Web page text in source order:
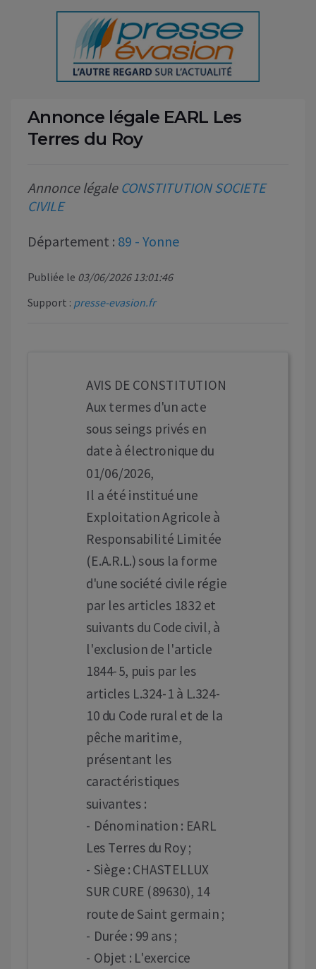
Annonce légale EARL Les
Terres du Roy
Annonce légale CONSTITUTION SOCIETE
CIVILE
Département : 89 - Yonne
Publiée le 03/06/2026 13:01:46
Support : presse-evasion.fr
AVIS DE CONSTITUTION
Aux termes d'un acte
sous seings privés en
date à électronique du
01/06/2026,
Il a été institué une
Exploitation Agricole à
Responsabilité Limitée
(E.A.R.L.) sous la forme
d'une société civile régie
par les articles 1832 et
suivants du Code civil, à
l'exclusion de l'article
1844-5, puis par les
articles L.324-1 à L.324-
10 du Code rural et de la
pêche maritime,
présentant les
caractéristiques
suivantes :
- Dénomination : EARL
Les Terres du Roy ;
- Siège : CHASTELLUX
SUR CURE (89630), 14
route de Saint germain ;
- Durée : 99 ans ;
- Objet : L'exercice